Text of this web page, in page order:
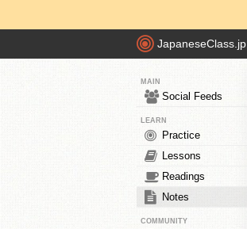
JapaneseClass.jp
MAIN
Social Feeds
LEARN
Practice
Lessons
Readings
Notes
COMMUNITY